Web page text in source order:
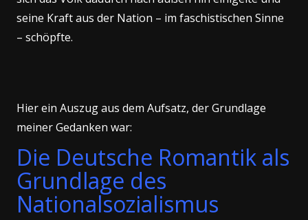
seine Kraft aus der Nation – im faschistischen Sinne
– schöpfte.
Hier ein Auszug aus dem Aufsatz, der Grundlage
meiner Gedanken war:
Die Deutsche Romantik als
Grundlage des
Nationalsozialismus